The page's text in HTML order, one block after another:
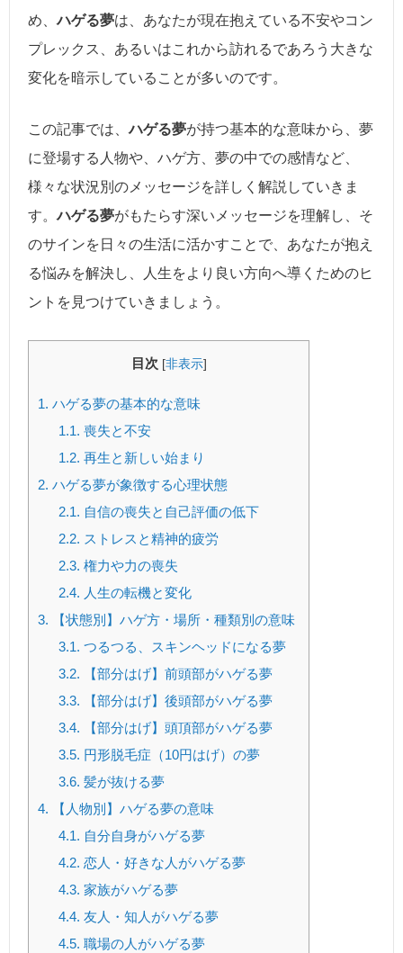
め、ハゲる夢は、あなたが現在抱えている不安やコン
プレックス、あるいはこれから訪れるであろう大きな
変化を暗示していることが多いのです。
この記事では、ハゲる夢が持つ基本的な意味から、夢
に登場する人物や、ハゲ方、夢の中での感情など、
様々な状況別のメッセージを詳しく解説していきま
す。ハゲる夢がもたらす深いメッセージを理解し、そ
のサインを日々の生活に活かすことで、あなたが抱え
る悩みを解決し、人生をより良い方向へ導くためのヒ
ントを見つけていきましょう。
目次 [非表示]
1. ハゲる夢の基本的な意味
1.1. 喪失と不安
1.2. 再生と新しい始まり
2. ハゲる夢が象徴する心理状態
2.1. 自信の喪失と自己評価の低下
2.2. ストレスと精神的疲労
2.3. 権力や力の喪失
2.4. 人生の転機と変化
3. 【状態別】ハゲ方・場所・種類別の意味
3.1. つるつる、スキンヘッドになる夢
3.2. 【部分はげ】前頭部がハゲる夢
3.3. 【部分はげ】後頭部がハゲる夢
3.4. 【部分はげ】頭頂部がハゲる夢
3.5. 円形脱毛症（10円はげ）の夢
3.6. 髪が抜ける夢
4. 【人物別】ハゲる夢の意味
4.1. 自分自身がハゲる夢
4.2. 恋人・好きな人がハゲる夢
4.3. 家族がハゲる夢
4.4. 友人・知人がハゲる夢
4.5. 職場の人がハゲる夢